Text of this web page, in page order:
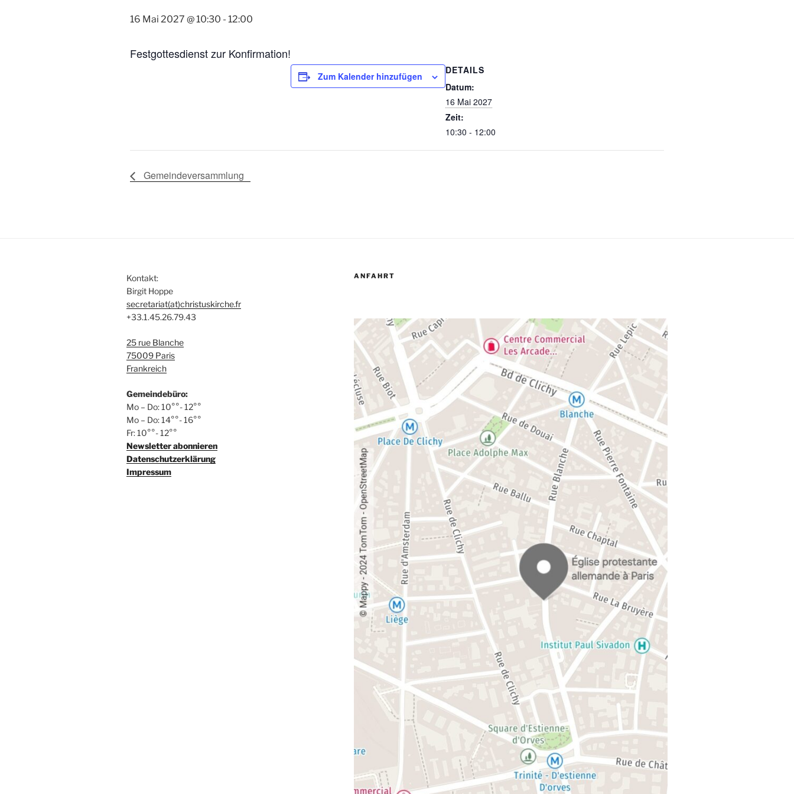
16 Mai 2027 @ 10:30 - 12:00
Festgottesdienst zur Konfirmation!
Zum Kalender hinzufügen
DETAILS
Datum:
16 Mai 2027
Zeit:
10:30 - 12:00
Gemeindeversammlung
Kontakt:
Birgit Hoppe
secretariat(at)christuskirche.fr
+33.1.45.26.79.43
25 rue Blanche
75009 Paris
Frankreich
Gemeindebüro:
Mo – Do: 10°°- 12°°
Mo – Do: 14°°- 16°°
Fr: 10°°- 12°°
Newsletter abonnieren
Datenschutzerklärung
Impressum
ANFAHRT